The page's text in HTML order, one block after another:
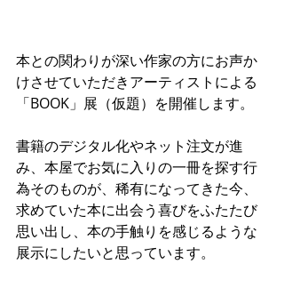
本との関わりが深い作家の方にお声か
けさせていただきアーティストによる
「BOOK」展（仮題）を開催します。
書籍のデジタル化やネット注文が進
み、本屋でお気に入りの一冊を探す行
為そのものが、稀有になってきた今、
求めていた本に出会う喜びをふたたび
思い出し、本の手触りを感じるような
展示にしたいと思っています。